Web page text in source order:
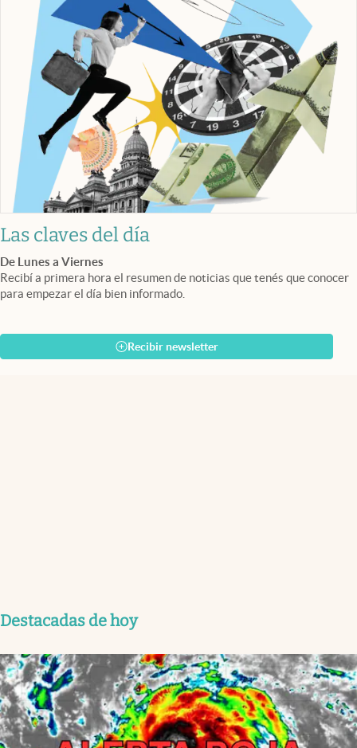
Las claves del día
De Lunes a Viernes
Recibí a primera hora el resumen de noticias que tenés que conocer
para empezar el día bien informado.
Recibir newsletter
Destacadas de hoy